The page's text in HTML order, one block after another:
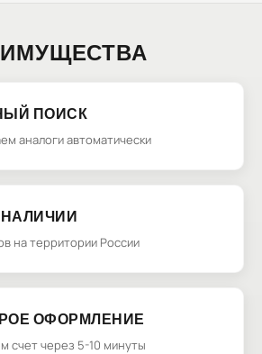
ПОИСК
аналоги автоматически
НАЛИЧИИ
на территории России
ОФОРМЛЕНИЕ
счет через 5-10 минуты